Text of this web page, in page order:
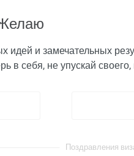
и замечательных
в себя, не упускай
Поздравления